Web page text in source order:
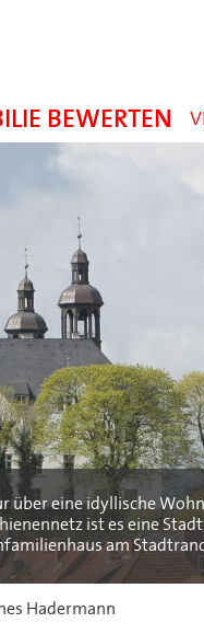
BEWERTEN
eine idyllische
ist es eine
am
Hadermann